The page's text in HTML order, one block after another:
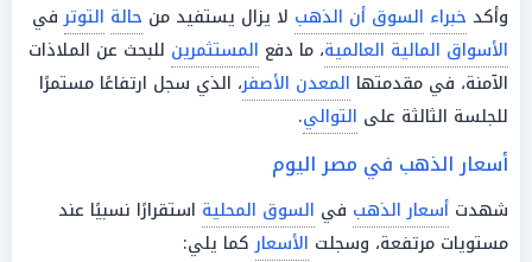
وأكد خبراء السوق أن الذهب لا يزال يستفيد من حالة التوترفي
الأسواق المالية العالمية، ما دفع المستثمرين للبحث عن الملاذات
الآمنة، في مقدمتها المعدن الأصفر، الذي سجل ارتفاعًا مستمرًا
للجلسة الثالثة على التوالي.
أسعار الذهب في مصر اليوم
شهدت أسعار الذهب في السوق المحلية استقرارًا نسبيًا عند
مستويات مرتفعة، وسجلت الأسعاركما يلي: